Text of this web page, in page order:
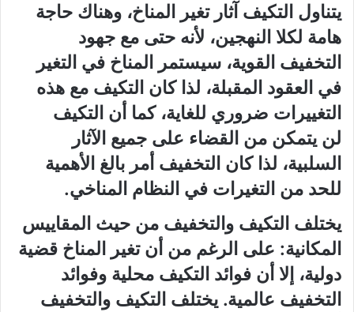
يتناول التكيف آثار تغير المناخ، وهناك حاجة
هامة لكلا النهجين، لأنه حتى مع جهود
التخفيف القوية، سيستمر المناخ في التغير
في العقود المقبلة، لذا كان التكيف مع هذه
التغييرات ضروري للغاية، كما أن التكيف
لن يتمكن من القضاء على جميع الآثار
السلبية، لذا كان التخفيف أمر بالغ الأهمية
للحد من التغيرات في النظام المناخي.
يختلف التكيف والتخفيف من حيث المقاييس
المكانية: على الرغم من أن تغير المناخ قضية
دولية، إلا أن فوائد التكيف محلية وفوائد
التخفيف عالمية. يختلف التكيف والتخفيف